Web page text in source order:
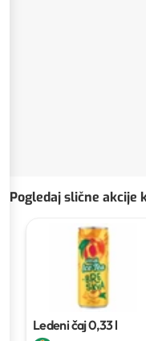
Pogledaj slične akcije
Ledeni čaj0,33 l